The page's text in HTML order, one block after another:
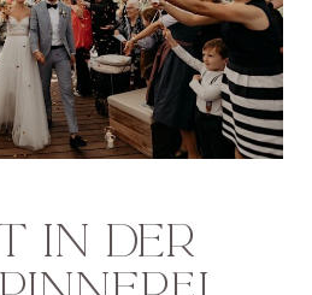
IN DER